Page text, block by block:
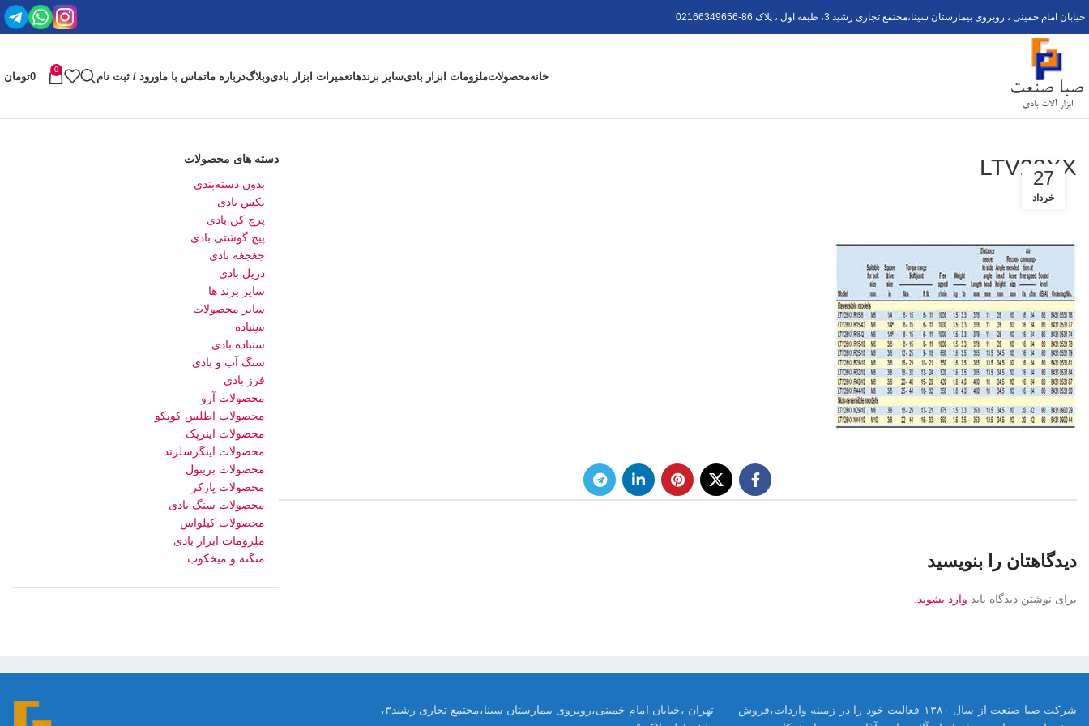
خیابان امام خمینی ، روبروی بیمارستان سینا،مجتمع تجاری رشید 3، طبقه اول ، پلاک 6 02166349656-8
خانهمحصولاتملزومات ابزار بادیسایر برندهاتعمیرات ابزار بادیوبلاگدرباره ماتماس با ماورود / ثبت نام
0
0تومان
LTV28XX
27
خرداد
دیدگاهتان را بنویسید
برای نوشتن دیدگاه باید وارد بشوید
دسته های محصولات
بدون دسته‌بندی
بکس بادی
پرچ کن بادی
پیچ گوشتی بادی
جغجغه بادی
دریل بادی
سایر برند ها
سایر محصولات
سنباده
سنباده بادی
سنگ آب و بادی
فرز بادی
محصولات آرو
محصولات اطلس کوپکو
محصولات اینرپک
محصولات اینگرسلرند
محصولات بریتول
محصولات پارکر
محصولات سنگ بادی
محصولات کیلواس
ملزومات ابزار بادی
منگنه و میخکوب
تهران ،خیابان امام خمینی،روبروی بیمارستان سینا،مجتمع تجاری رشید۳،
شرکت صبا صنعت از سال ۱۳۸۰ فعالیت خود را در زمینه واردات،فروش